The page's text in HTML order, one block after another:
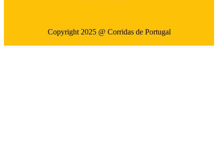
Copyright 2025 @ Corridas de Portugal